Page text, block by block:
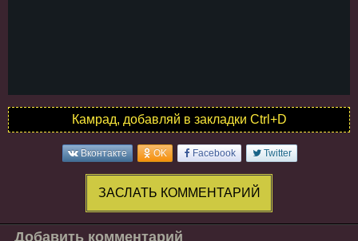
Камрад, добавляй в закладки Ctrl+D
Вконтакте OK Facebook Twitter
ЗАСЛАТЬ КОММЕНТАРИЙ
Добавить комментарий